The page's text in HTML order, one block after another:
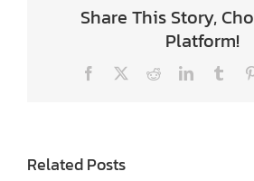
Share This Story,
Platform!
Facebook RedditLinkedIn
Related Posts